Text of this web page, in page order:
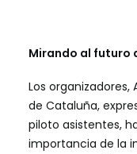
Mirando al futuro
Los organizadores,
de Cataluña,
piloto asistentes,
importancia de la